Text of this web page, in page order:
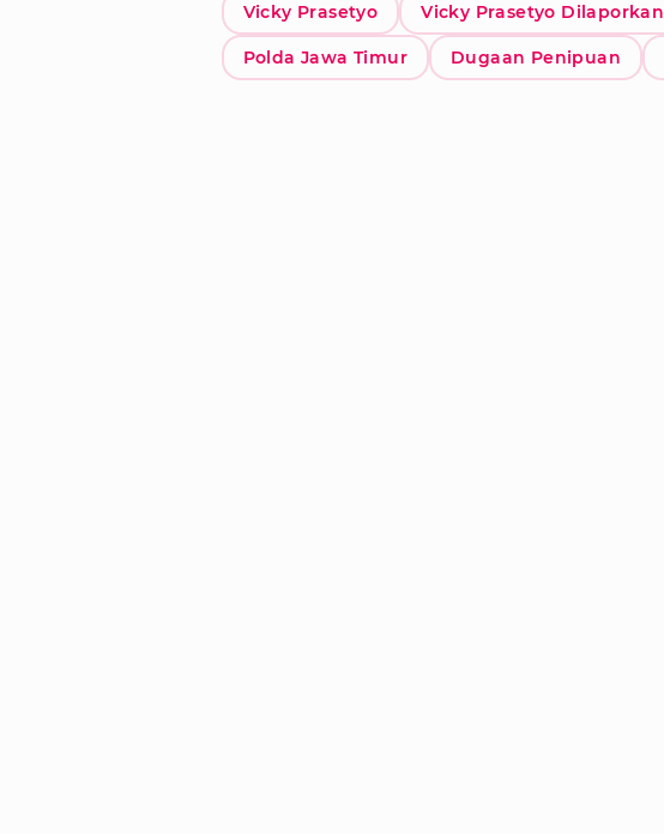
Vicky Prasetyo Vicky Prasetyo Dilaporkan
Polda Jawa Timur Dugaan Penipuan